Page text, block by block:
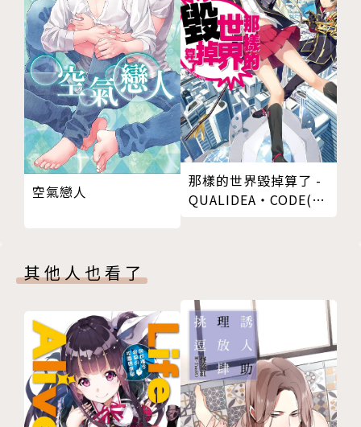
空氣戀人
那樣的世界毀掉算了 -
QUALIDEA‧CODE(
其他人也看了